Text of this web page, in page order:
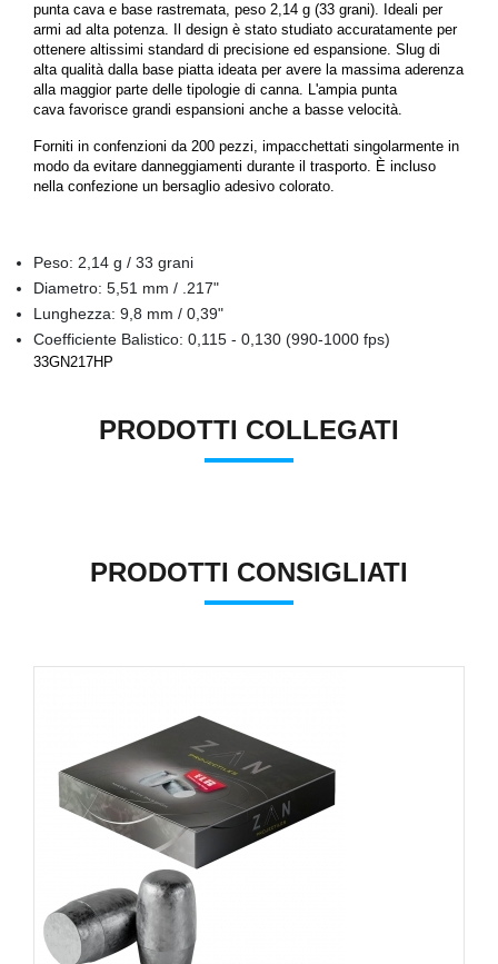
punta cava e base rastremata, peso 2,14 g (33 grani). Ideali per
armi ad alta potenza. Il design è stato studiato accuratamente per
ottenere altissimi standard di precisione ed espansione. Slug di
alta qualità dalla base piatta ideata per avere la massima aderenza
alla maggior parte delle tipologie di canna. L'ampia punta
cava favorisce grandi espansioni anche a basse velocità.
Forniti in confenzioni da 200 pezzi, impacchettati singolarmente in
modo da evitare danneggiamenti durante il trasporto. È incluso
nella confezione un bersaglio adesivo colorato.
Peso: 2,14 g / 33 grani
Diametro: 5,51 mm / .217"
Lunghezza: 9,8 mm / 0,39"
Coefficiente Balistico: 0,115 - 0,130 (990-1000 fps)
33GN217HP
PRODOTTI COLLEGATI
PRODOTTI CONSIGLIATI